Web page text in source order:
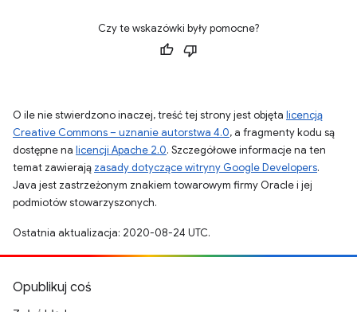
Czy te wskazówki były pomocne?
O ile nie stwierdzono inaczej, treść tej strony jest objęta licencją
Creative Commons – uznanie autorstwa 4.0, a fragmenty kodu są
dostępne na licencji Apache 2.0. Szczegółowe informacje na ten
temat zawierają zasady dotyczące witryny Google Developers.
Java jest zastrzeżonym znakiem towarowym firmy Oracle i jej
podmiotów stowarzyszonych.
Ostatnia aktualizacja: 2020-08-24 UTC.
Opublikuj coś